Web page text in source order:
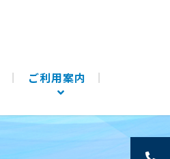
ご利用案内